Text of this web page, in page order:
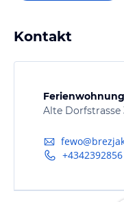
Kontakt
Alte Dorfstrasse
+4342392856